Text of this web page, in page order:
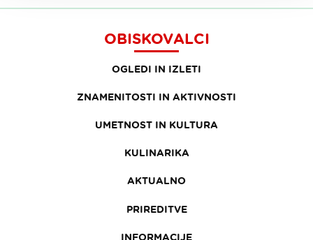
OBISKOVALCI
OGLEDI IN IZLETI
ZNAMENITOSTI IN AKTIVNOSTI
UMETNOST IN KULTURA
KULINARIKA
AKTUALNO
PRIREDITVE
INFORMACIJE